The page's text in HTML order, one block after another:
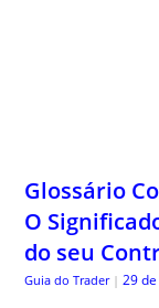
Glossário
O
do seu
Guia do Trader | 29